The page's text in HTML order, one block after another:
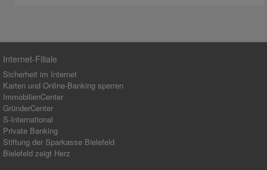
Internet-Filiale
Sicherheit im Internet
Karten und Online-Banking sperren
ImmobilienCenter
GründerCenter
S-International
Private Banking
Stiftung der Sparkasse Bielefeld
Bielefeld zeigt Herz